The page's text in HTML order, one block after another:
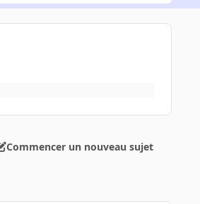
Commencer un nouveau sujet